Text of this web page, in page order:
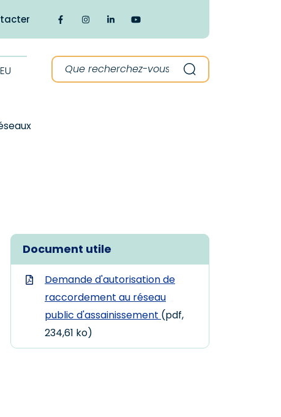
Lien vers le compte Facebook
Lien vers le compte Instagram
Lien vers le compte Linkedin
Lien vers la chaîne Youtube
Recherche :
Recherche
Document utile
Demande d'autorisation de
raccordement au réseau
public d'assainissement (pdf,
234,61 ko)